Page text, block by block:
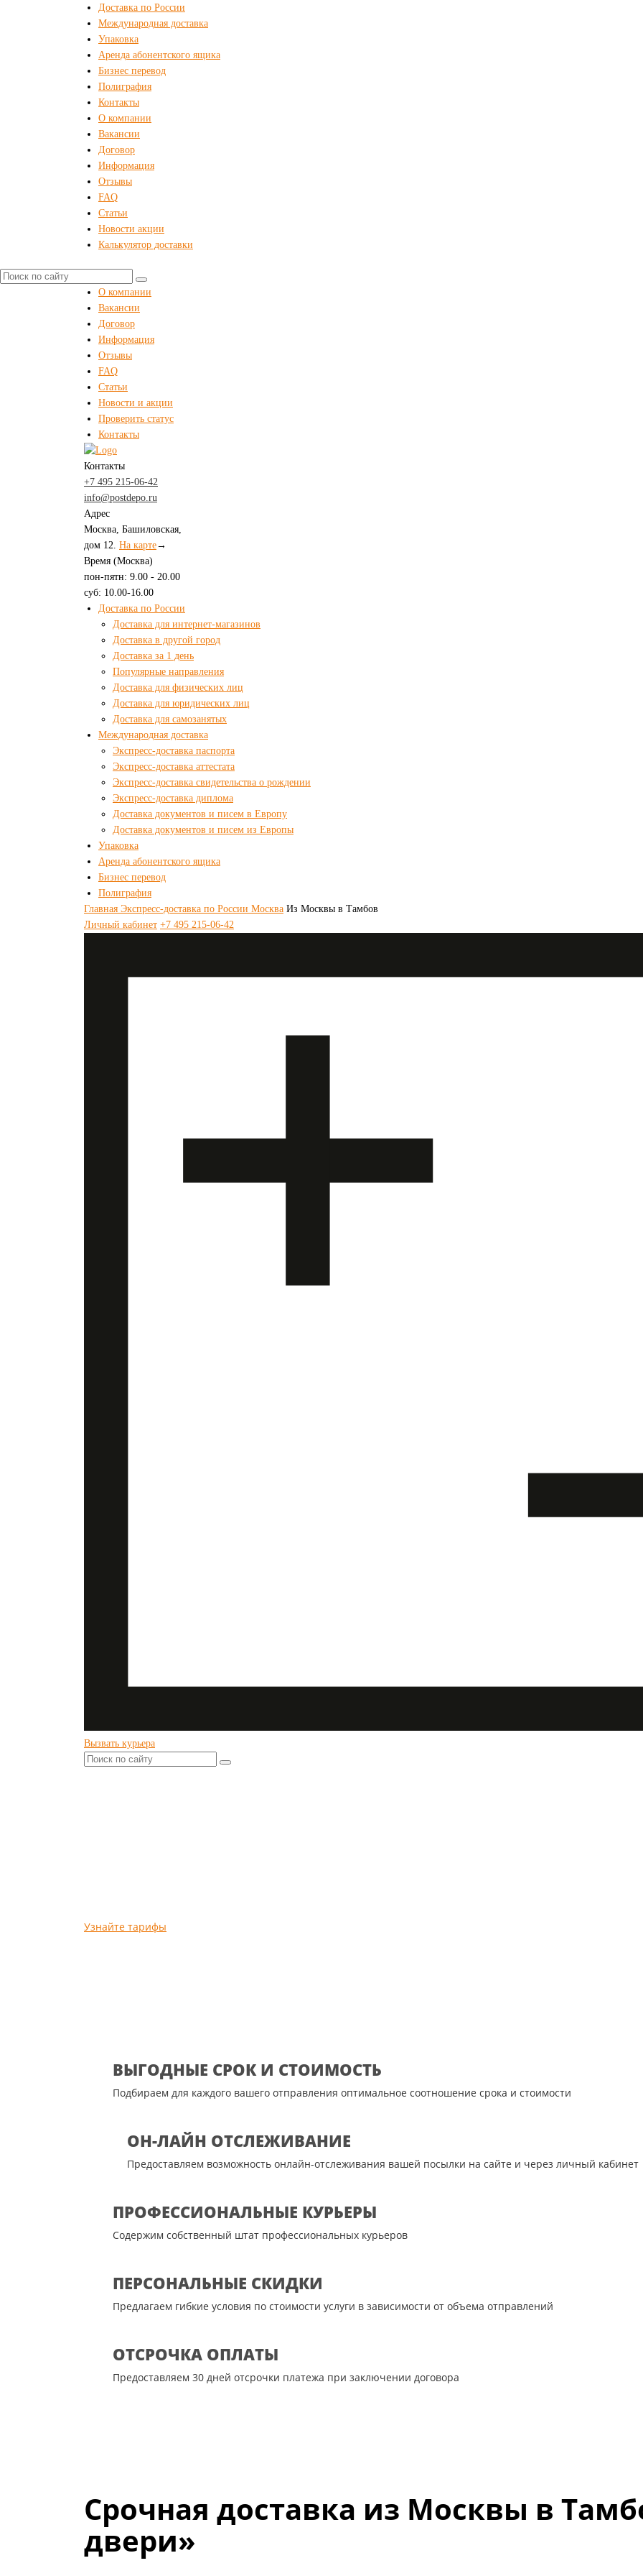
Доставка по России
Международная доставка
Упаковка
Аренда абонентского ящика
Бизнес перевод
Полиграфия
Контакты
О компании
Вакансии
Договор
Информация
Отзывы
FAQ
Статьи
Новости акции
Калькулятор доставки
О компании
Вакансии
Договор
Информация
Отзывы
FAQ
Статьи
Новости и акции
Проверить статус
Контакты
Контакты
+7 495 215-06-42
info@postdepo.ru
Адрес
Москва, Башиловская,
дом 12. На карте→
Время (Москва)
пон-пятн: 9.00 - 20.00
суб: 10.00-16.00
Доставка по России
Доставка для интернет-магазинов
Доставка в другой город
Доставка за 1 день
Популярные направления
Доставка для физических лиц
Доставка для юридических лиц
Доставка для самозанятых
Международная доставка
Экспресс-доставка паспорта
Экспресс-доставка аттестата
Экспресс-доставка свидетельства о рождении
Экспресс-доставка диплома
Доставка документов и писем в Европу
Доставка документов и писем из Европы
Упаковка
Аренда абонентского ящика
Бизнес перевод
Полиграфия
Главная Экспресс-доставка по России Москва Из Москвы в Тамбов
Личный кабинет +7 495 215-06-42
Вызвать курьера
Узнайте тарифы
ВЫГОДНЫЕ СРОК И СТОИМОСТЬ
Подбираем для каждого вашего отправления оптимальное соотношение срока и стоимости
ОН-ЛАЙН ОТСЛЕЖИВАНИЕ
Предоставляем возможность онлайн-отслеживания вашей посылки на сайте и через личный кабинет
ПРОФЕССИОНАЛЬНЫЕ КУРЬЕРЫ
Содержим собственный штат профессиональных курьеров
ПЕРСОНАЛЬНЫЕ СКИДКИ
Предлагаем гибкие условия по стоимости услуги в зависимости от объема отправлений
ОТСРОЧКА ОПЛАТЫ
Предоставляем 30 дней отсрочки платежа при заключении договора
Срочная доставка из Москвы в
двери»